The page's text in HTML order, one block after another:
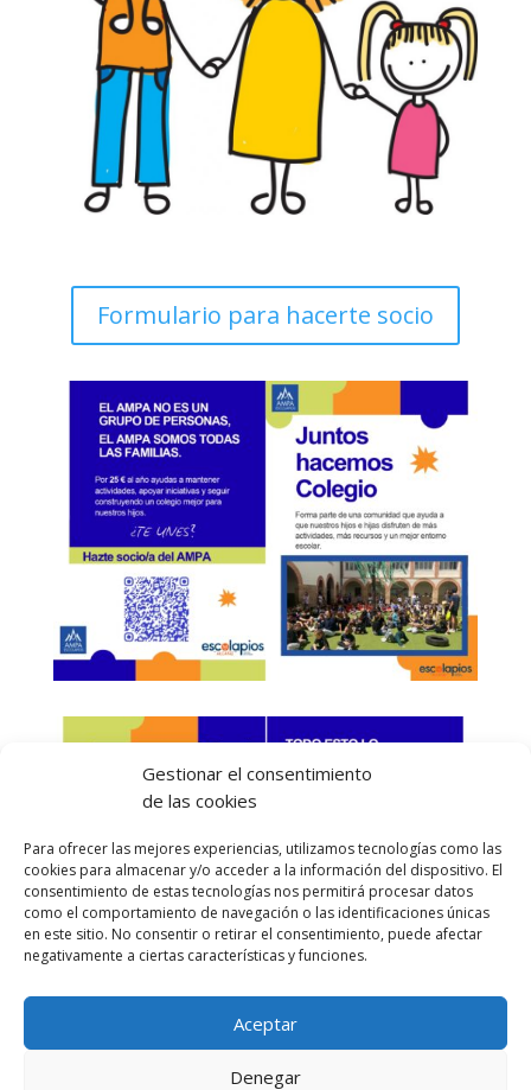
Gestionar el consentimiento
de las cookies
Para ofrecer las mejores experiencias, utilizamos tecnologías como las
cookies para almacenar y/o acceder a la información del dispositivo. El
consentimiento de estas tecnologías nos permitirá procesar datos
como el comportamiento de navegación o las identificaciones únicas
en este sitio. No consentir o retirar el consentimiento, puede afectar
negativamente a ciertas características y funciones.
Aceptar
Denegar
Formulario para hacerte socio